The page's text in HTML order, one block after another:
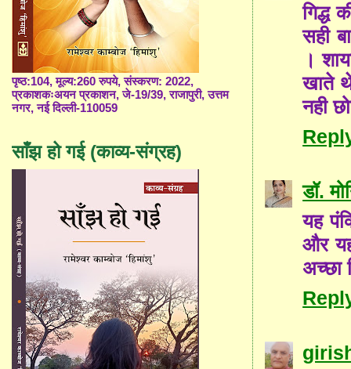
गिद्ध
सही
।
खाते थे
नही
डॉ.
यह
और
अच्छा
पृष्ठ:104, मूल्य:260 रुपये, संस्करण: 2022,
प्रकाशकःअयन प्रकाशन, जे-19/39, राजापुरी, उत्तम
नगर, नई दिल्ली-110059
साँझ हो गई (काव्य-संग्रह)